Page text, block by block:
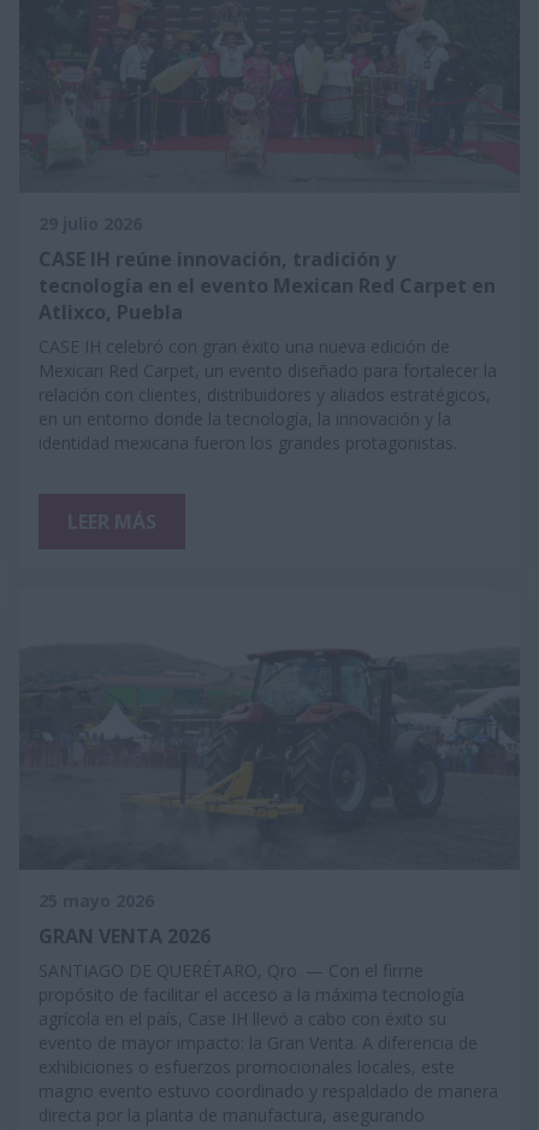
CASE IH reúne innovación, tradición y
tecnología en el evento Mexican Red Carpet en
Atlixco, Puebla
CASE IH celebró con gran éxito una nueva edición de
Mexican Red Carpet, un evento diseñado para fortalecer la
relación con clientes, distribuidores y aliados estratégicos,
en un entorno donde la tecnología, la innovación y la
identidad mexicana fueron los grandes protagonistas.
GRAN VENTA 2026
SANTIAGO DE QUERÉTARO, Qro. — Con el firme
propósito de facilitar el acceso a la máxima tecnología
agrícola en el país, Case IH llevó a cabo con éxito su
evento de mayor impacto: la Gran Venta. A diferencia de
exhibiciones o esfuerzos promocionales locales, este
magno evento estuvo coordinado y respaldado de manera
directa por la planta de manufactura, asegurando